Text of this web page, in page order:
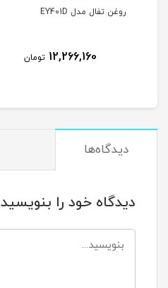
روغن تفال مدل EY401D
12,266,160 تومان
دیدگاه‌ها
دیدگاه خود را بنویسید